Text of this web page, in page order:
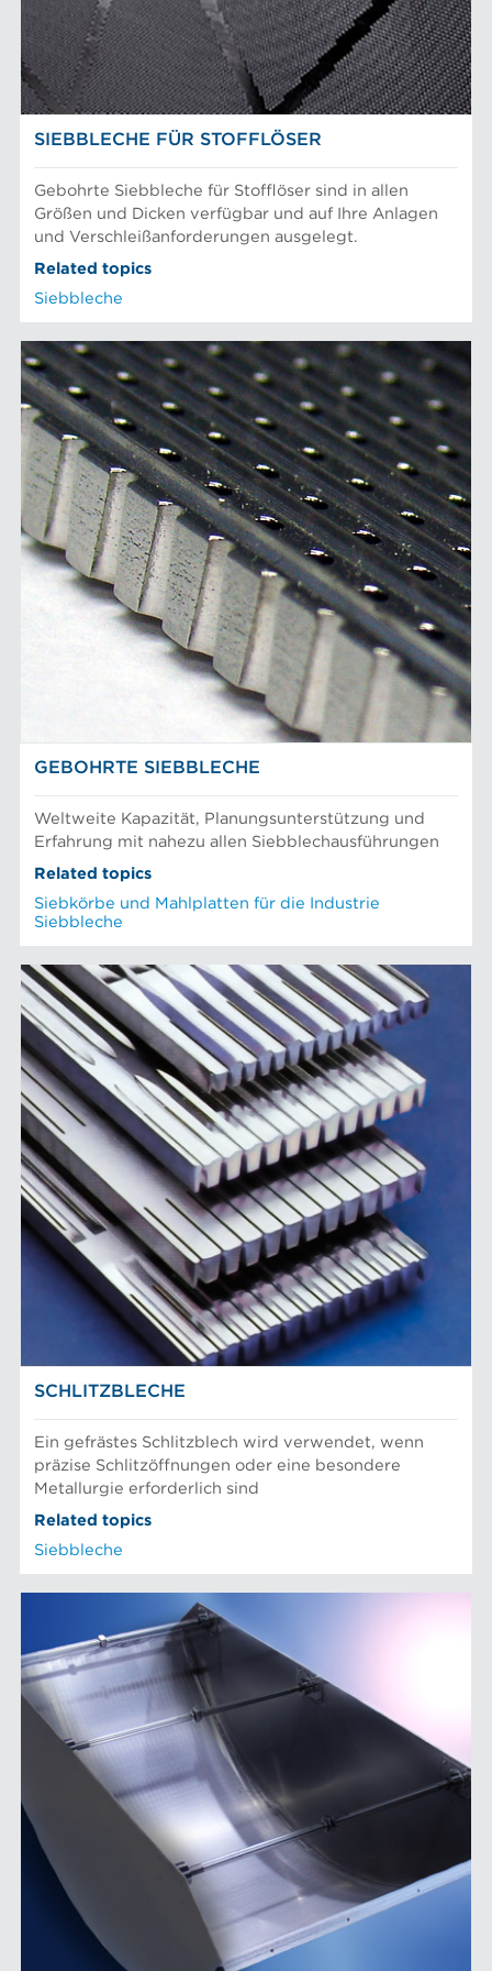
Prüfung und Labor
Recyclingfasern
Siebkörbe und Mahlplatten für die Industrie
AFT-NACHRICHTEN
SIEBBLECHE FÜR STOFFLÖSER
Gebohrte Siebbleche für Stofflöser sind in allen
Größen und Dicken verfügbar und auf Ihre Anlagen
und Verschleißanforderungen ausgelegt.
Related topics
Siebbleche
GEBOHRTE SIEBBLECHE
Weltweite Kapazität, Planungsunterstützung und
Erfahrung mit nahezu allen Siebblechausführungen
Related topics
Siebkörbe und Mahlplatten für die Industrie
Siebbleche
SCHLITZBLECHE
Ein gefrästes Schlitzblech wird verwendet, wenn
präzise Schlitzöffnungen oder eine besondere
Metallurgie erforderlich sind
Related topics
Siebbleche